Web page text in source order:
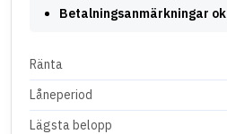
Betalningsanmärkningar ok
Ränta
Låneperiod
Lägsta belopp